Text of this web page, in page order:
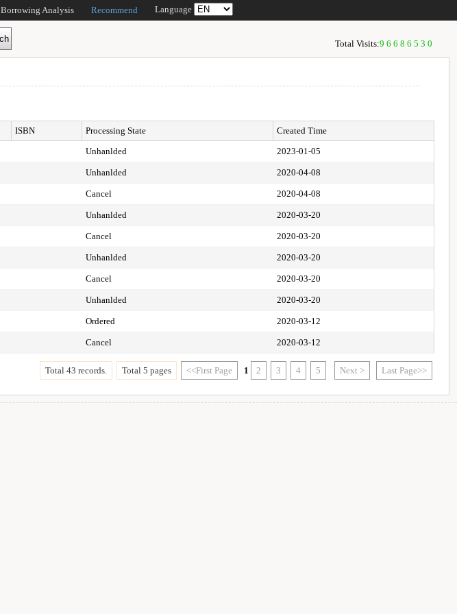
Borrowing Analysis Recommend Language
Total Visits:96686530
ISBN Processing State
Created Time
Unhanlded 2023-01-05
Unhanlded 2020-04-08
Cancel 2020-04-08
Unhanlded 2020-03-20
Cancel 2020-03-20
Unhanlded 2020-03-20
Cancel 2020-03-20
Unhanlded 2020-03-20
Ordered 2020-03-12
Cancel 2020-03-12
Total 43 records. Total 5 pages <<First Page 1 2 3 4 5 Next > Last Page>>